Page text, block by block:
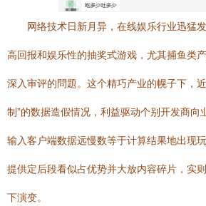
网络技术日新月异，在线娱乐行业迅猛
高回报和娱乐性的抽奖式游戏，尤其捕鱼类
深入审评的問題。这个精巧产业的幌子下，
制”的数据造假情况，利益驱动个别开发商向
输入客户端数据远慢数等于计算结果地出
提供定后段看似占优势并大放内容碎片，实
下演变。